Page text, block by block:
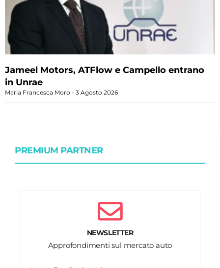
Jameel Motors, ATFlow e Campello entrano
in Unrae
Maria Francesca Moro 3 Agosto 2026
PREMIUM PARTNER
NEWSLETTER
Approfondimenti sul mercato auto